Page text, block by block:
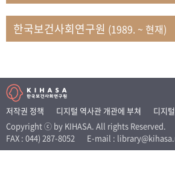
박인화
보건정책연구실
박재빈
연구부 인구역학담당실
변종화
보건정책연구실 건강증진팀
송건용
보건정책연구실
송태민
정보통계연구실 빅데이터연구센터
신희설
사업개발부 국제협력연구실
이규식
의료보험연구실
이문기
훈련부
한국보건사회연구원 (1989. ~ 현재)
저작권 정책 디지털 역사관 개관에 부쳐
디지
Copyright ⓒ by KIHASA. All rights Reserved.
FAX : 044) 287-8052
E-mail :